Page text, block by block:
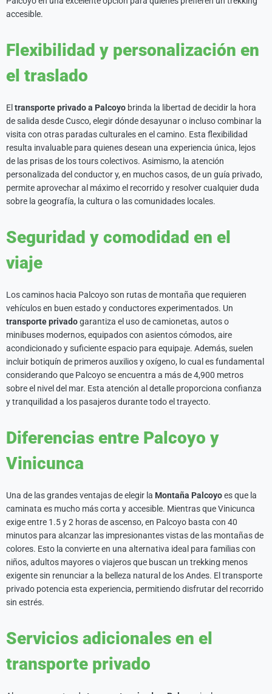
accesible.
Flexibilidad y personalización en
el traslado
El transporte privado a Palcoyo brinda la libertad de decidir la hora
de salida desde Cusco, elegir dónde desayunar o incluso combinar la
visita con otras paradas culturales en el camino. Esta flexibilidad
resulta invaluable para quienes desean una experiencia única, lejos
de las prisas de los tours colectivos. Asimismo, la atención
personalizada del conductor y, en muchos casos, de un guía privado,
permite aprovechar al máximo el recorrido y resolver cualquier duda
sobre la geografía, la cultura o las comunidades locales.
Seguridad y comodidad en el
viaje
Los caminos hacia Palcoyo son rutas de montaña que requieren
vehículos en buen estado y conductores experimentados. Un
transporte privadogarantiza el uso de camionetas, autos o
minibuses modernos, equipados con asientos cómodos, aire
acondicionado y suficiente espacio para equipaje. Además, suelen
incluir botiquín de primeros auxilios y oxígeno, lo cual es fundamental
considerando que Palcoyo se encuentra a más de 4,900 metros
sobre el nivel del mar. Esta atención al detalle proporciona confianza
y tranquilidad a los pasajeros durante todo el trayecto.
Diferencias entre Palcoyo y
Vinicunca
Una de las grandes ventajas de elegir la Montaña Palcoyoes que la
caminata es mucho más corta y accesible. Mientras que Vinicunca
exige entre 1.5 y 2 horas de ascenso, en Palcoyo basta con 40
minutos para alcanzar las impresionantes vistas de las montañas de
colores. Esto la convierte en una alternativa ideal para familias con
niños, adultos mayores o viajeros que buscan un trekking menos
exigente sin renunciar a la belleza natural de los Andes. El transporte
privado potencia esta experiencia, permitiendo disfrutar del recorrido
sin estrés.
Servicios adicionales en el
transporte privado